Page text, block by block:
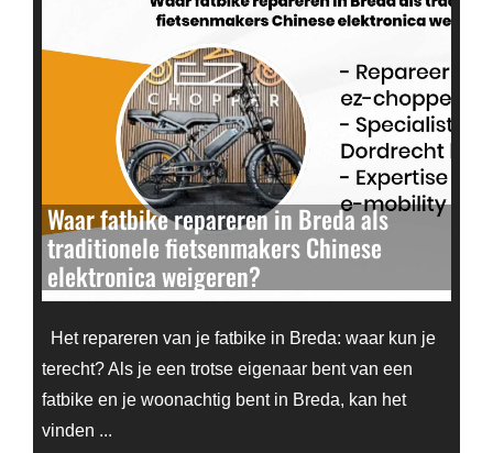
Waar fatbike repareren in Breda als
traditionele fietsenmakers Chinese
elektronica weigeren?
Het repareren van je fatbike in Breda: waar kun je
terecht? Als je een trotse eigenaar bent van een
fatbike en je woonachtig bent in Breda, kan het
vinden ...